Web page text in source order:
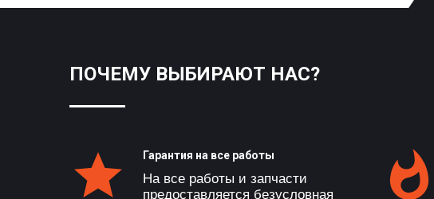
ПОЧЕМУ ВЫБИРАЮТ НАС?
Гарантия на все работы
На все работы и запчасти
предоставляется безусловная